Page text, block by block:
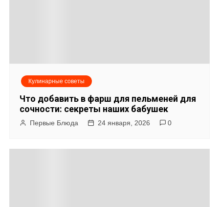
Кулинарные советы
Что добавить в фарш для пельменей для
сочности: секреты наших бабушек
Первые Блюда 24 января, 2026 0